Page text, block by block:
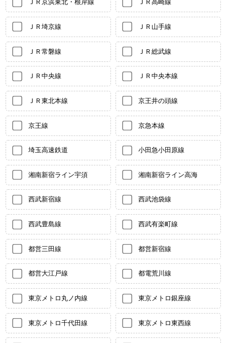
ＪＲ京浜東北・根岸線 ＪＲ高崎線
ＪＲ埼京線 ＪＲ山手線
ＪＲ常磐線 ＪＲ総武線
ＪＲ中央線 ＪＲ中央本線
ＪＲ東北本線 京王井の頭線
京王線 京急本線
埼玉高速鉄道 小田急小田原線
湘南新宿ライン宇須 湘南新宿ライン高海
西武新宿線 西武池袋線
西武豊島線 西武有楽町線
都営三田線 都営新宿線
都営大江戸線 都電荒川線
東京メトロ丸ノ内線 東京メトロ銀座線
東京メトロ千代田線 東京メトロ東西線